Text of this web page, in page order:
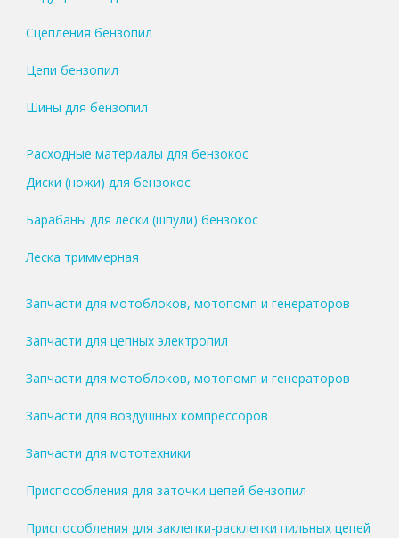
Сцепления бензопил
Цепи бензопил
Шины для бензопил
Расходные материалы для бензокос
Диски (ножи) для бензокос
Барабаны для лески (шпули) бензокос
Леска триммерная
Запчасти для мотоблоков, мотопомп и генераторов
Запчасти для цепных электропил
Запчасти для мотоблоков, мотопомп и генераторов
Запчасти для воздушных компрессоров
Запчасти для мототехники
Приспособления для заточки цепей бензопил
Приспособления для заклепки-расклепки пильных цепей